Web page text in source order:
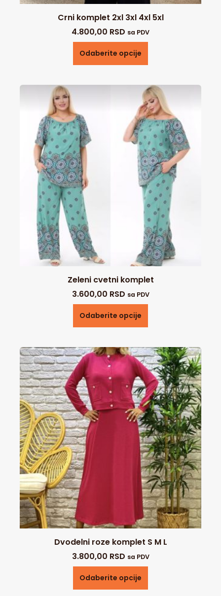
Crni komplet 2xl 3xl 4xl 5xl
4.800,00 RSD sa PDV
Odaberite opcije
Zeleni cvetni komplet
3.600,00 RSD sa PDV
Odaberite opcije
Dvodelni roze komplet S M L
3.800,00 RSD sa PDV
Odaberite opcije